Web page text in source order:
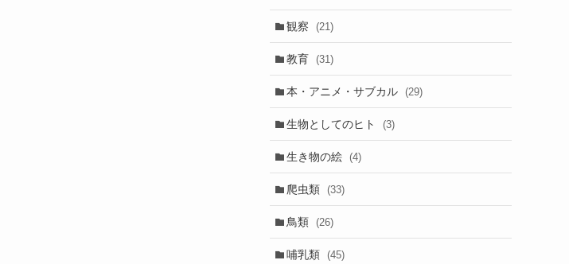
観察 (21)
教育 (31)
本・アニメ・サブカル (29)
生物としてのヒト (3)
生き物の絵 (4)
爬虫類 (33)
鳥類 (26)
哺乳類 (45)